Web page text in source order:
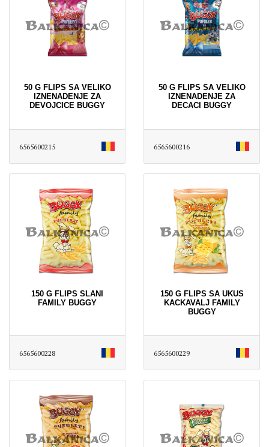
50 G FLIPS SA VELIKO
IZNENADENJE ZA
DEVOJCICE BUGGY
6565600215
50 G FLIPS SA VELIKO
IZNENADENJE ZA
DECACI BUGGY
6565600216
150 G FLIPS SLANI
FAMILY BUGGY
6565600228
150 G FLIPS SA UKUS
KACKAVALJ FAMILY
BUGGY
6565600229